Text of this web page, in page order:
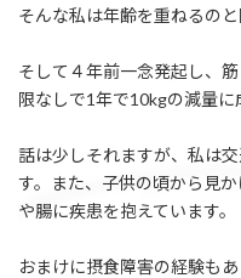
そんな私は年齢を重ねるの
そして４年前一念発起し、
限なしで1年で10kgの減量に
話は少しそれますが、私は
す。また、子供の頃から見
や腸に疾患を抱えています。
おまけに摂食障害の経験もあ